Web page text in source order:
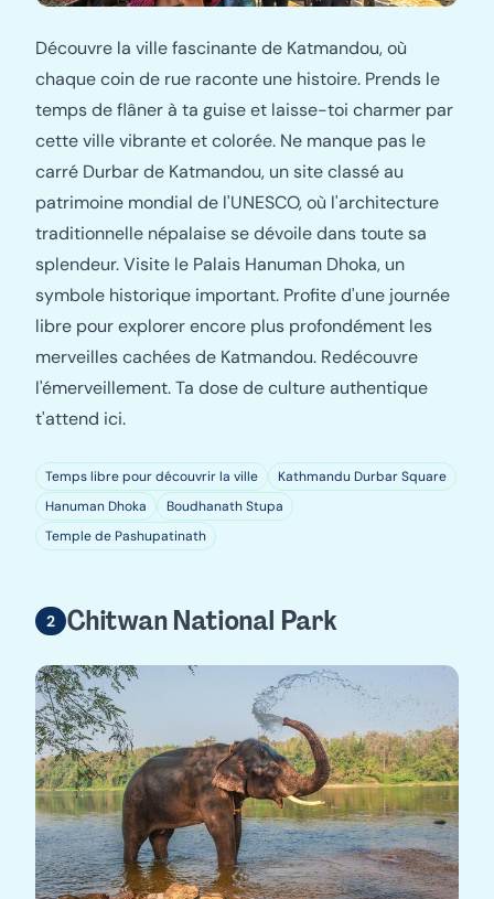
Découvre la ville fascinante de Katmandou, où
chaque coin de rue raconte une histoire. Prends le
temps de flâner à ta guise et laisse-toi charmer par
cette ville vibrante et colorée. Ne manque pas le
carré Durbar de Katmandou, un site classé au
patrimoine mondial de l'UNESCO, où l'architecture
traditionnelle népalaise se dévoile dans toute sa
splendeur. Visite le Palais Hanuman Dhoka, un
symbole historique important. Profite d'une journée
libre pour explorer encore plus profondément les
merveilles cachées de Katmandou. Redécouvre
l'émerveillement. Ta dose de culture authentique
t'attend ici.
Temps libre pour découvrir la ville
Kathmandu Durbar Square
Hanuman Dhoka
Boudhanath Stupa
Temple de Pashupatinath
Chitwan National Park